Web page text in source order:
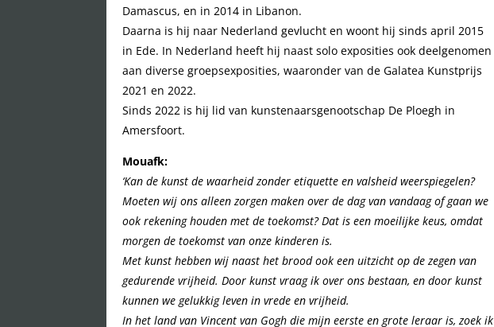
Damascus, en in 2014 in Libanon.
Daarna is hij naar Nederland gevlucht en woont hij sinds april 2015
in Ede. In Nederland heeft hij naast solo exposities ook deelgenomen
aan diverse groepsexposities, waaronder van de Galatea Kunstprijs
2021 en 2022.
Sinds 2022 is hij lid van kunstenaarsgenootschap De Ploegh in
Amersfoort.
Mouafk:
‘Kan de kunst de waarheid zonder etiquette en valsheid weerspiegelen?
Moeten wij ons alleen zorgen maken over de dag van vandaag of gaan we
ook rekening houden met de toekomst? Dat is een moeilijke keus, omdat
morgen de toekomst van onze kinderen is.
Met kunst hebben wij naast het brood ook een uitzicht op de zegen van
gedurende vrijheid. Door kunst vraag ik over ons bestaan, en door kunst
kunnen we gelukkig leven in vrede en vrijheid.
In het land van Vincent van Gogh die mijn eerste en grote leraar is, zoek ik